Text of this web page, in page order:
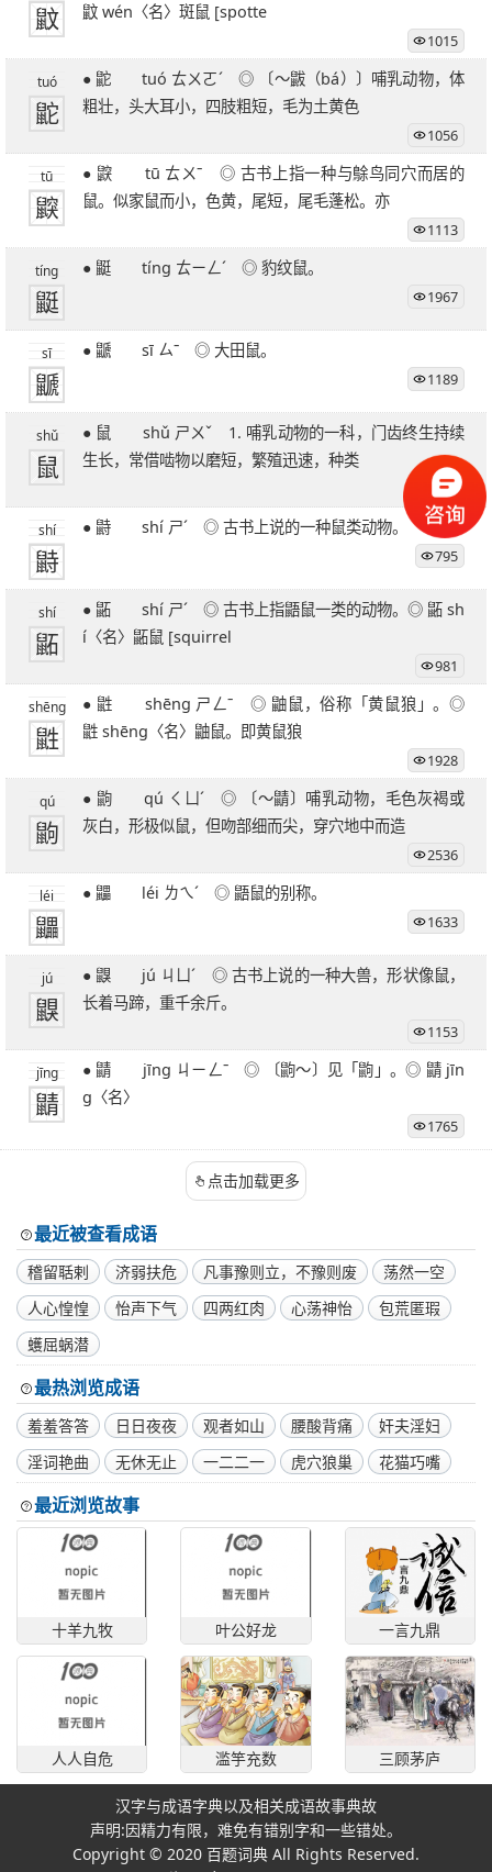
鼤
鼤 wén〈名〉斑鼠 [spotte
1015
tuó
鼧
● 鼧 tuó ㄊㄨㄛˊ ◎ 〔～鼥（bá）〕哺乳动物，体
粗壮，头大耳小，四肢粗短，毛为土黄色
1056
tū
鼵
● 鼵 tū ㄊㄨˉ ◎ 古书上指一种与鵌鸟同穴而居的
鼠。似家鼠而小，色黄，尾短，尾毛蓬松。亦
1113
tíng
鼮
● 鼮 tíng ㄊㄧㄥˊ ◎ 豹纹鼠。
1967
sī
鼶
● 鼶 sī ㄙˉ ◎ 大田鼠。
1189
shǔ
鼠
● 鼠 shǔ ㄕㄨˇ 1. 哺乳动物的一科，门齿终生持续
生长，常借啮物以磨短，繁殖迅速，种类
2112
shí
鼭
● 鼭 shí ㄕˊ ◎ 古书上说的一种鼠类动物。
795
shí
鼫
● 鼫 shí ㄕˊ ◎ 古书上指鼯鼠一类的动物。◎ 鼫 sh
í〈名〉鼫鼠 [squirrel
981
shēng
鼪
● 鼪 shēng ㄕㄥˉ ◎ 鼬鼠，俗称「黄鼠狼」。◎
鼪 shēng〈名〉鼬鼠。即黄鼠狼
1928
qú
鼩
● 鼩 qú ㄑㄩˊ ◎ 〔～鼱〕哺乳动物，毛色灰褐或
灰白，形极似鼠，但吻部细而尖，穿穴地中而造
2536
léi
鼺
● 鼺 léi ㄌㄟˊ ◎ 鼯鼠的别称。
1633
jú
鼳
● 鼳 jú ㄐㄩˊ ◎ 古书上说的一种大兽，形状像鼠，
长着马蹄，重千余斤。
1153
jīng
鼱
● 鼱 jīng ㄐㄧㄥˉ ◎ 〔鼩～〕见「鼩」。◎ 鼱 jīn
g〈名〉
1765
点击加载更多
最近被查看成语
稽留聒剌 济弱扶危 凡事豫则立，不豫则废
荡然一空
人心惶惶
怡声下气 四两红肉 心荡神怡
包荒匿瑕
蠖屈蜗潜
最热浏览成语
羞羞答答 日日夜夜 观者如山 腰酸背痛
奸夫淫妇
淫词艳曲
无休无止 一二二一 虎穴狼巢 花猫巧嘴
最近浏览故事
十羊九牧 叶公好龙 一言九鼎
人人自危 滥竽充数 三顾茅庐
汉字与成语字典以及相关成语故事典故
声明:因精力有限，难免有错别字和一些错处。
Copyright © 2020 百题词典 All Rights Reserved.